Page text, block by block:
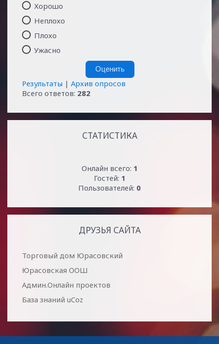
Хорошо
Неплохо
Плохо
Ужасно
Результаты | Архив опросов
Всего ответов: 282
СТАТИСТИКА
Онлайн всего: 1
Гостей: 1
Пользователей: 0
ДРУЗЬЯ САЙТА
Торговый дом Юрасовский
Юрасовская ООШ
Админ.Онлайн проектов
База знаний uCoz